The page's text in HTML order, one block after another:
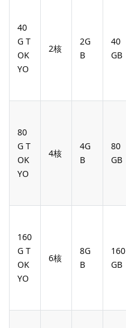
40
G T
OK
YO
2核
2G
B
40
GB
80
G T
OK
YO
4核
4G
B
80
GB
160
G T
OK
YO
6核
8G
B
160
GB